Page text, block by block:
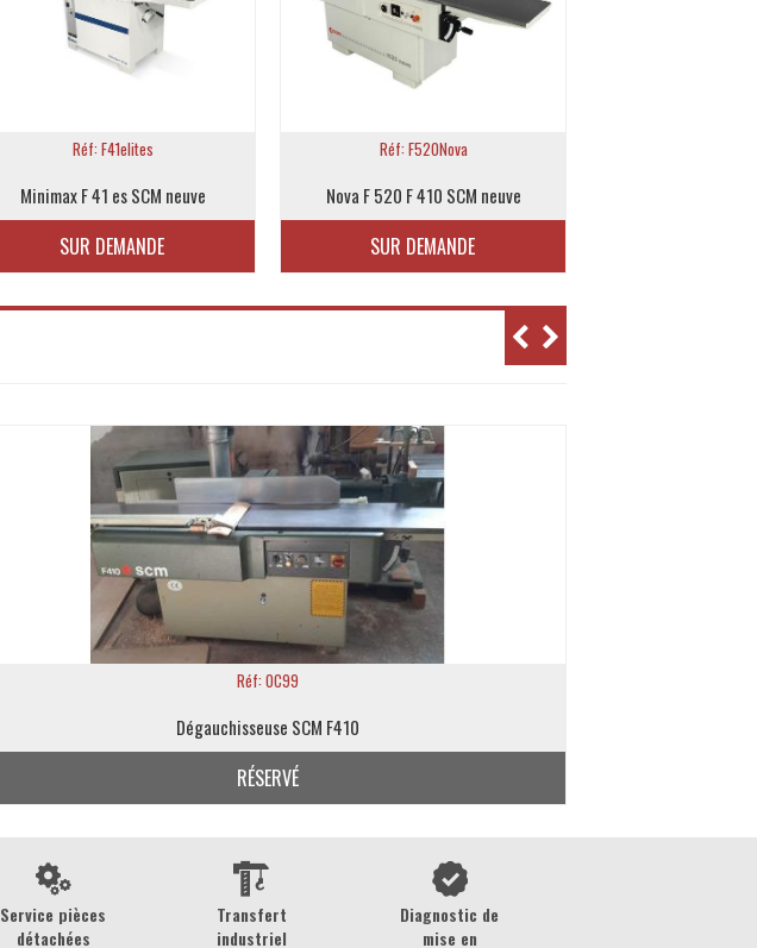
Réf: F41elites
Minimax F 41 es SCM neuve
SUR DEMANDE
Réf: F520Nova
Nova F 520 F 410 SCM neuve
SUR DEMANDE
Réf: OC99
Dégauchisseuse SCM F410
RÉSERVÉ
Service pièces
détachées
Transfert
industriel
Diagnostic de
mise en